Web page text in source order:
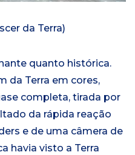
da Terra)
quanto histórica.
da Terra em cores,
completa, tirada por
da rápida reação
e de uma câmera de
havia visto a Terra